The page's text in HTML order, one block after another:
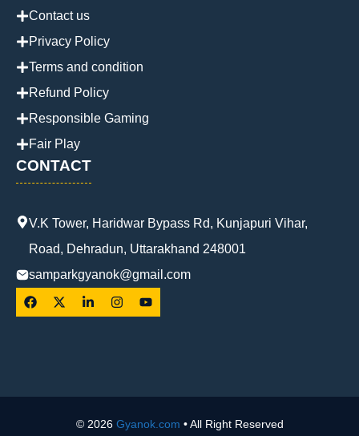
Contact us
Privacy Policy
Terms and condition
Refund Policy
Responsible Gaming
Fair Play
CONTACT
V.K Tower, Haridwar Bypass Rd, Kunjapuri Vihar,
Road, Dehradun, Uttarakhand 248001
samparkgyanok@gmail.com
© 2026 Gyanok.com • All Right Reserved